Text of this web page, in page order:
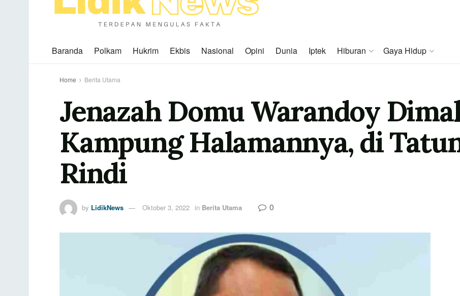
Baranda Polkam Hukrim Ekbis Nasional Opini Dunia Iptek Hiburan Gaya Hidup
Home Berita Utama
Jenazah Domu Warandoy
Kampung Halamannya, di
Rindi
by LidikNews Oktober 3, 2022 in Berita Utama 0